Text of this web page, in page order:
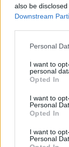
also be
Downstream
Please note that
not limited to
grant or deny
use your data
consent section.
Personal
I want to
personal
Opted In
I want to
Personal
Opted In
I want to
Personal
Adja meg
meg e-mail
Megismertem